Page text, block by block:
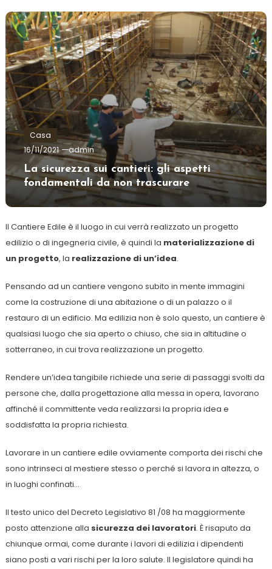
Casa
16/11/2021
admin
La sicurezza sui cantieri: gli aspetti
fondamentali da non trascurare
Il Cantiere Edile è il luogo in cui verrà realizzato un progetto
edilizio o di ingegneria civile, è quindi la materializzazione di
un progetto, la realizzazione di un’idea.
Pensando ad un cantiere vengono subito in mente immagini
come la costruzione di una abitazione o di un palazzo o il
restauro di un edificio. Ma edilizia non è solo questo, un cantiere è
qualsiasi luogo che sia aperto o chiuso, che sia in altitudine o
sotterraneo, in cui trova realizzazione un progetto.
Rendere un’idea tangibile richiede una serie di passaggi svolti da
persone che, dalla progettazione alla messa in opera, lavorano
affinché il committente veda realizzarsi la propria idea e
soddisfatta la propria richiesta.
Lavorare in un cantiere edile ovviamente comporta dei rischi che
sono intrinseci al mestiere stesso o perché si lavora in altezza, o
in luoghi confinati…
Il testo unico del Decreto Legislativo 81 /08 ha maggiormente
posto attenzione alla sicurezza dei lavoratori. È risaputo da
chiunque ormai, come durante i lavori di edilizia i dipendenti
siano posti a vari rischi per la loro salute. Il legislatore quindi ha